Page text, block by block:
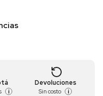
i
Devoluciones
Sin costo i